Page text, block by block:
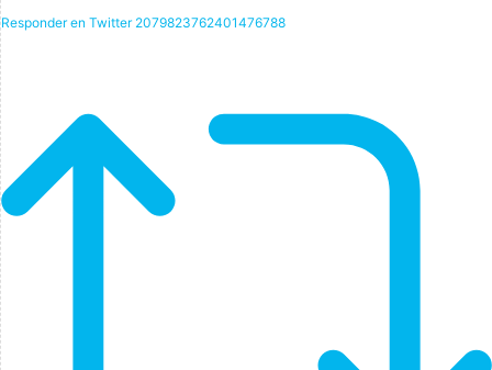
Responder en Twitter 2079823762401476788